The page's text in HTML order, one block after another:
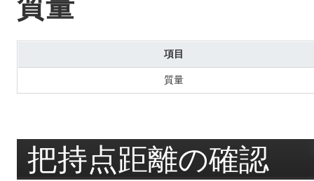
質量
項目
質量
把持点距離の確認